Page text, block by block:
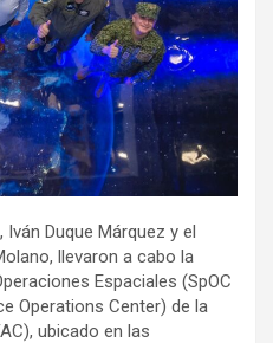
Iván Duque Márquez y el
llevaron a cabo la
Espaciales (SpOC
Operations Center) de la
ubicado en las